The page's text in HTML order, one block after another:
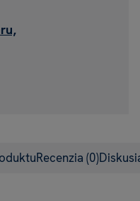
Recenzia (0)